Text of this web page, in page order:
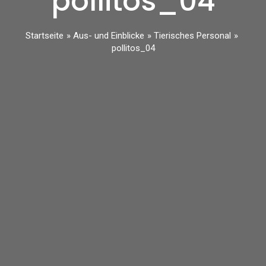
Startseite Aus- und Einblicke
Tierisches Personal
pollitos_04